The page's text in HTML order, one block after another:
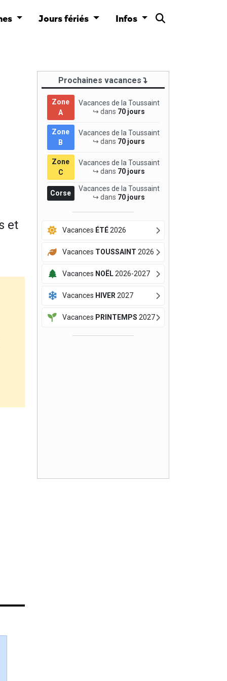
Jours fériés Infos
et
Prochaines vacances
Zone
A
Vacances de la Toussaint
↪ dans 70 jours
Zone
B
Vacances de la Toussaint
↪ dans 70 jours
Zone
C
Vacances de la Toussaint
↪ dans 70 jours
Corse
Vacances de la Toussaint
↪ dans 70 jours
Vacances ÉTÉ2026
Vacances TOUSSAINT 2026
Vacances NOËL2026-2027
Vacances HIVER 2027
Vacances PRINTEMPS 2027